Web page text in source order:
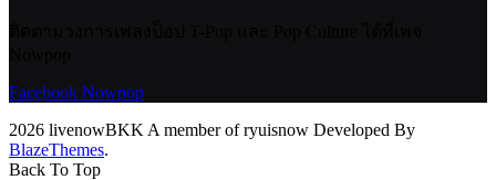
Facebook Nowpop
2026 livenowBKK A member of ryuisnow Developed By
BlazeThemes.
Back To Top